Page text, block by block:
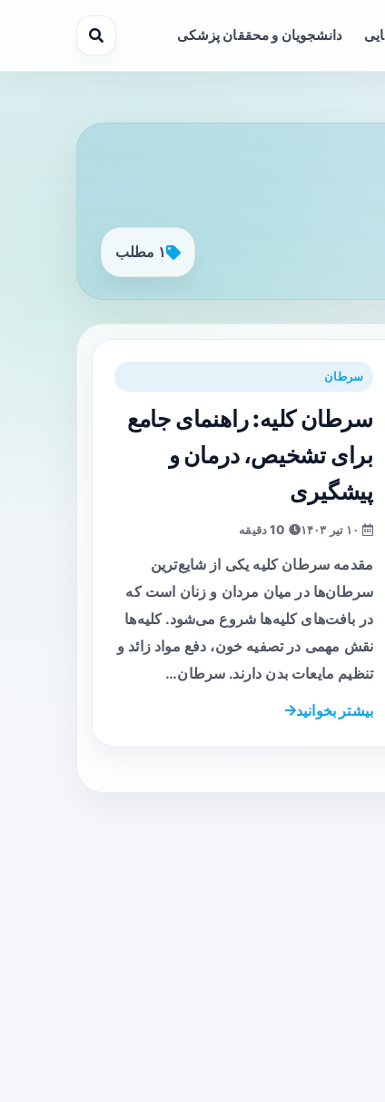
دانشجویان و محققان پزشکی
۱ مطلب
سرطان
سرطان کلیه: راهنمای جامع
برای تشخیص، درمان و
پیشگیری
مقدمه سرطان کلیه یکی از شایع‌ترین
سرطان‌ها در میان مردان و زنان است که
در بافت‌های کلیه‌ها شروع می‌شود. کلیه‌ها
نقش مهمی در تصفیه خون، دفع مواد زائد و
تنظیم مایعات بدن دارند. سرطان…
بیشتر بخوانید